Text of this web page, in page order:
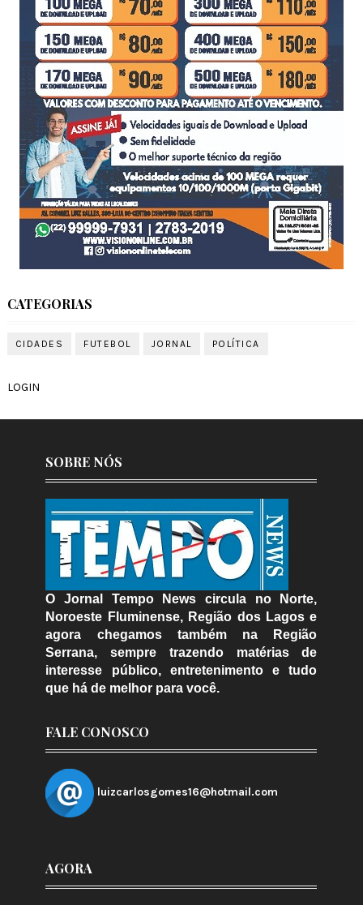
CATEGORIAS
CIDADES FUTEBOL JORNAL POLÍTICA
LOGIN
SOBRE NÓS
O Jornal Tempo News circula no Norte,
Noroeste Fluminense, Região dos Lagos e
agora chegamos também na Região
Serrana, sempre trazendo matérias de
interesse público, entretenimento e tudo
que há de melhor para você.
FALE CONOSCO
luizcarlosgomes16@hotmail.com
AGORA